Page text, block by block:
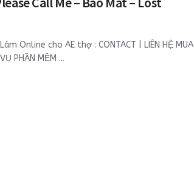
Online cho AE thợ : CONTACT | LIÊN HỆ MUA
PHẦN MỀM ...